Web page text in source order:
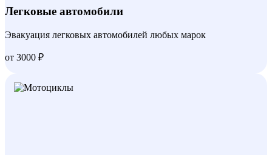
Легковые автомобили
Эвакуация легковых автомобилей любых марок
от 3000 ₽